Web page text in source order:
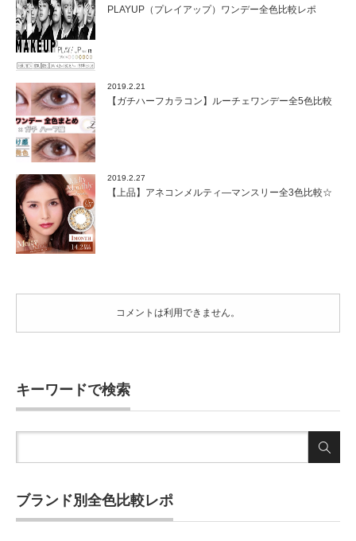
PLAYUP（プレイアップ）ワンデー全色比較レポ
2019.2.21
【ガチハーフカラコン】ルーチェワンデー全5色比較
2019.2.27
【上品】アネコンメルティ―マンスリー全3色比較☆
コメントは利用できません。
キーワードで検索
ブランド別全色比較レポ